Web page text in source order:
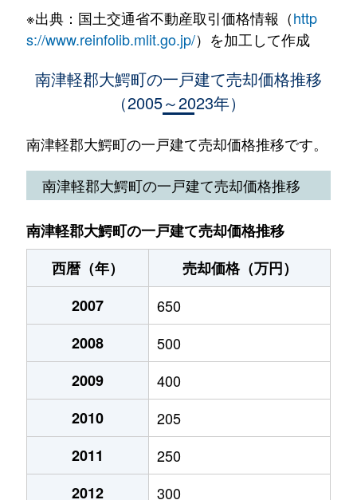
※出典：国土交通省不動産取引価格情報（http
s://www.reinfolib.mlit.go.jp/）を加工して作成
南津軽郡大鰐町の一戸建て売却価格推移
（2005～2023年）
南津軽郡大鰐町の一戸建て売却価格推移です。
南津軽郡大鰐町の一戸建て売却価格推移
南津軽郡大鰐町の一戸建て売却価格推移
西暦（年）
売却価格（万円）
2007
650
2008
500
2009
400
2010
205
2011
250
2012
300